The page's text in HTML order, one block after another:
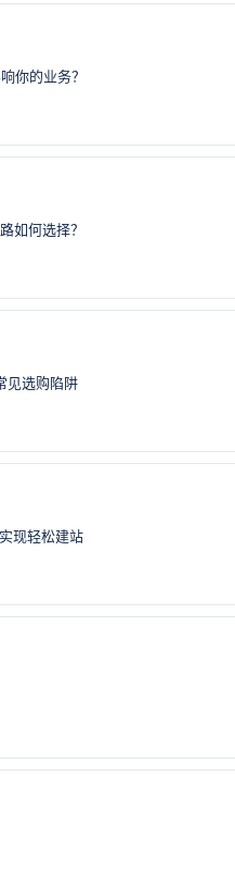
你的业务？
如何选择？
见选购陷阱
现轻松建站